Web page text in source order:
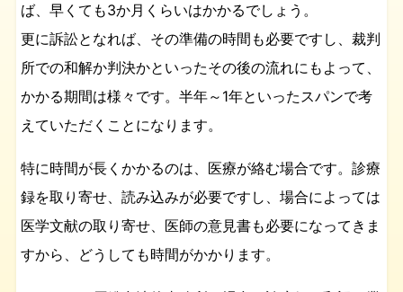
ば、早くても3か月くらいはかかるでしょう。
更に訴訟となれば、その準備の時間も必要ですし、裁判
所での和解か判決かといったその後の流れにもよって、
かかる期間は様々です。半年～1年といったスパンで考
えていただくことになります。
特に時間が長くかかるのは、医療が絡む場合です。診療
録を取り寄せ、読み込みが必要ですし、場合によっては
医学文献の取り寄せ、医師の意見書も必要になってきま
すから、どうしても時間がかかります。